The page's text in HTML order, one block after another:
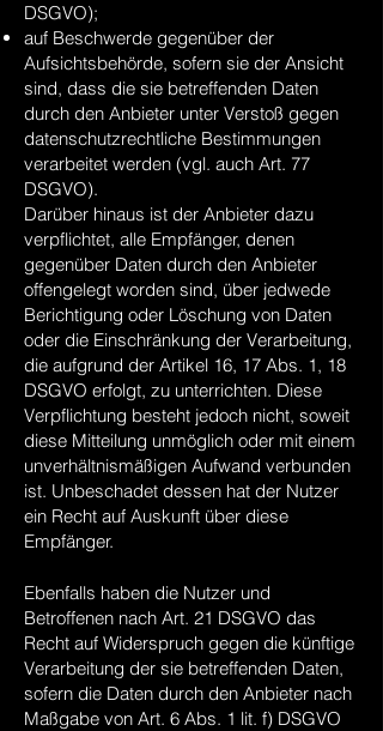
DSGVO);
auf Beschwerde gegenüber der
Aufsichtsbehörde, sofern sie der Ansicht
sind, dass die sie betreffenden Daten
durch den Anbieter unter Verstoß gegen
datenschutzrechtliche Bestimmungen
verarbeitet werden (vgl. auch Art. 77
DSGVO).
Darüber hinaus ist der Anbieter dazu
verpflichtet, alle Empfänger, denen
gegenüber Daten durch den Anbieter
offengelegt worden sind, über jedwede
Berichtigung oder Löschung von Daten
oder die Einschränkung der Verarbeitung,
die aufgrund der Artikel 16, 17 Abs. 1, 18
DSGVO erfolgt, zu unterrichten. Diese
Verpflichtung besteht jedoch nicht, soweit
diese Mitteilung unmöglich oder mit einem
unverhältnismäßigen Aufwand verbunden
ist. Unbeschadet dessen hat der Nutzer
ein Recht auf Auskunft über diese
Empfänger.
Ebenfalls haben die Nutzer und
Betroffenen nach Art. 21 DSGVO das
Recht auf Widerspruch gegen die künftige
Verarbeitung der sie betreffenden Daten,
sofern die Daten durch den Anbieter nach
Maßgabe von Art. 6 Abs. 1 lit. f) DSGVO